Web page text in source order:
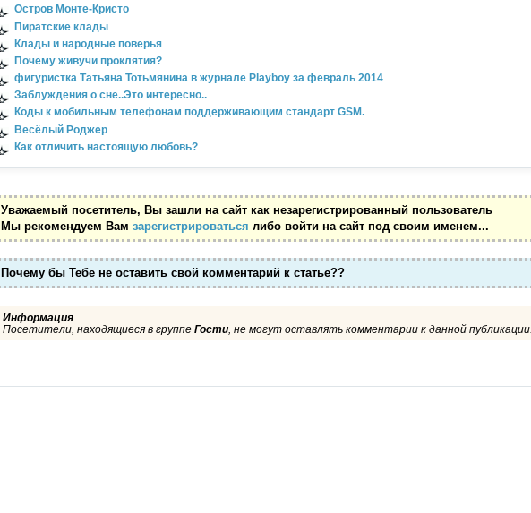
Остров Монте-Кристо
Пиратские клады
Клады и народные поверья
Почему живучи проклятия?
фигуристка Татьяна Тотьмянина в журнале Playboy за февраль 2014
Заблуждения о сне..Это интересно..
Коды к мобильным телефонам поддерживающим стандарт GSM.
Весёлый Роджер
Как отличить настоящую любовь?
Уважаемый посетитель, Вы зашли на сайт как незарегистрированный пользователь
Мы рекомендуем Вам зарегистрироваться либо войти на сайт под своим именем...
Почему бы Тебе не оставить свой комментарий к статье??
Информация
Посетители, находящиеся в группе Гости, не могут оставлять комментарии к данной публикации.